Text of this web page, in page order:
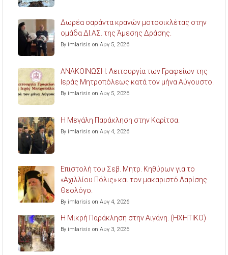
Δωρέα σαράντα κρανών μοτοσικλέτας στην
ομάδα ΔΙ.ΑΣ. της Άμεσης Δράσης.
By imlarisis on Αυγ 5, 2026
ΑΝΑΚΟΙΝΩΣΗ: Λειτουργία των Γραφείων της
Ιεράς Μητροπόλεως κατά τον μήνα Αύγουστο.
By imlarisis on Αυγ 5, 2026
Η Μεγάλη Παράκληση στην Καρίτσα.
By imlarisis on Αυγ 4, 2026
Επιστολή του Σεβ. Μητρ. Κηθύρων για το
«Αχιλλίου Πόλις» και τον μακαριστό Λαρίσης
Θεολόγο.
By imlarisis on Αυγ 4, 2026
Η Μικρή Παράκληση στην Αιγάνη. (ΗΧΗΤΙΚΟ)
By imlarisis on Αυγ 3, 2026